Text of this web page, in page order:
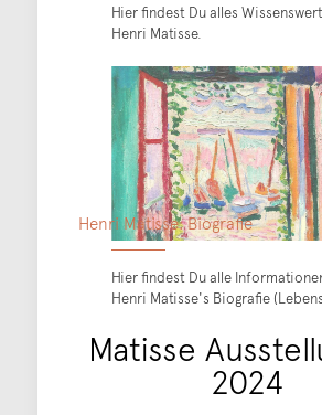
Hier findest Du alles
Henri Matisse.
Henri Matisse: Biografie
Hier findest Du alle
Henri Matisse's Biografie
Matisse
2024